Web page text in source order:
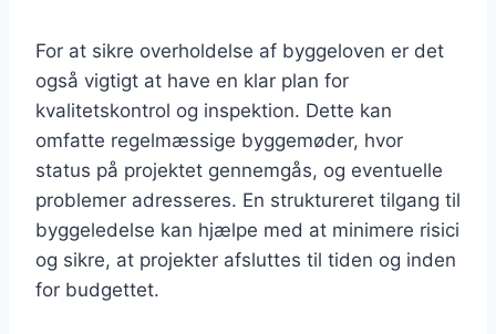
For at sikre overholdelse af byggeloven er det
også vigtigt at have en klar plan for
kvalitetskontrol og inspektion. Dette kan
omfatte regelmæssige byggemøder, hvor
status på projektet gennemgås, og eventuelle
problemer adresseres. En struktureret tilgang til
byggeledelse kan hjælpe med at minimere risici
og sikre, at projekter afsluttes til tiden og inden
for budgettet.